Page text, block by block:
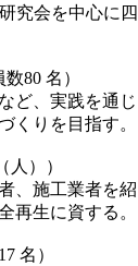
究会を中心に四
80 名）
ど、実践を通じ
くりを目指す。
））
、施工業者を紹
再生に資する。
名）